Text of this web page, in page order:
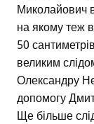
Миколайович
на якому теж
50
великим
Олександру
допомогу
Ще більше